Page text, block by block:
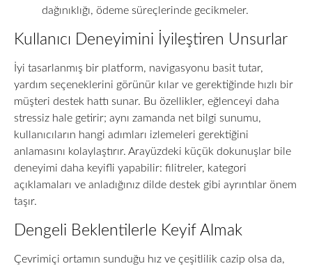
dağınıklığı, ödeme süreçlerinde gecikmeler.
Kullanıcı Deneyimini İyileştiren Unsurlar
İyi tasarlanmış bir platform, navigasyonu basit tutar,
yardım seçeneklerini görünür kılar ve gerektiğinde hızlı bir
müşteri destek hattı sunar. Bu özellikler, eğlenceyi daha
stressiz hale getirir; aynı zamanda net bilgi sunumu,
kullanıcıların hangi adımları izlemeleri gerektiğini
anlamasını kolaylaştırır. Arayüzdeki küçük dokunuşlar bile
deneyimi daha keyifli yapabilir: filitreler, kategori
açıklamaları ve anladığınız dilde destek gibi ayrıntılar önem
taşır.
Dengeli Beklentilerle Keyif Almak
Çevrimiçi ortamın sunduğu hız ve çeşitlilik cazip olsa da,